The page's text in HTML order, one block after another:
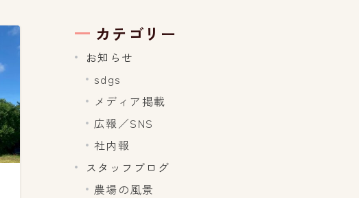
カテゴリー
お知らせ
sdgs
メディア掲載
広報／SNS
社内報
スタッフブログ
農場の風景